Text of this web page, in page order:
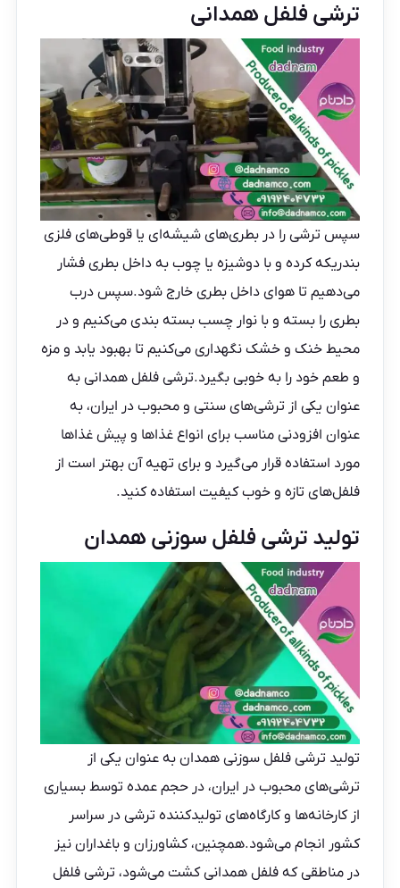
ترشی فلفل همدانی
سپس ترشی را در بطری‌های شیشه‌ای یا قوطی‌های فلزی
بندریکه کرده و با دوشیزه یا چوب به داخل بطری فشار
می‌دهیم تا هوای داخل بطری خارج شود.سپس درب
بطری را بسته و با نوار چسب بسته بندی می‌کنیم و در
محیط خنک و خشک نگهداری می‌کنیم تا بهبود یابد و مزه
و طعم خود را به خوبی بگیرد.ترشی فلفل همدانی به
عنوان یکی از ترشی‌های سنتی و محبوب در ایران، به
عنوان افزودنی مناسب برای انواع غذاها و پیش غذاها
مورد استفاده قرار می‌گیرد و برای تهیه آن بهتر است از
فلفل‌های تازه و خوب کیفیت استفاده کنید.
تولید ترشی فلفل سوزنی همدان
تولید ترشی فلفل سوزنی همدان به عنوان یکی از
ترشی‌های محبوب در ایران، در حجم عمده توسط بسیاری
از کارخانه‌ها و کارگاه‌های تولیدکننده ترشی در سراسر
کشور انجام می‌شود.همچنین، کشاورزان و باغداران نیز
در مناطقی که فلفل همدانی کشت می‌شود، ترشی فلفل